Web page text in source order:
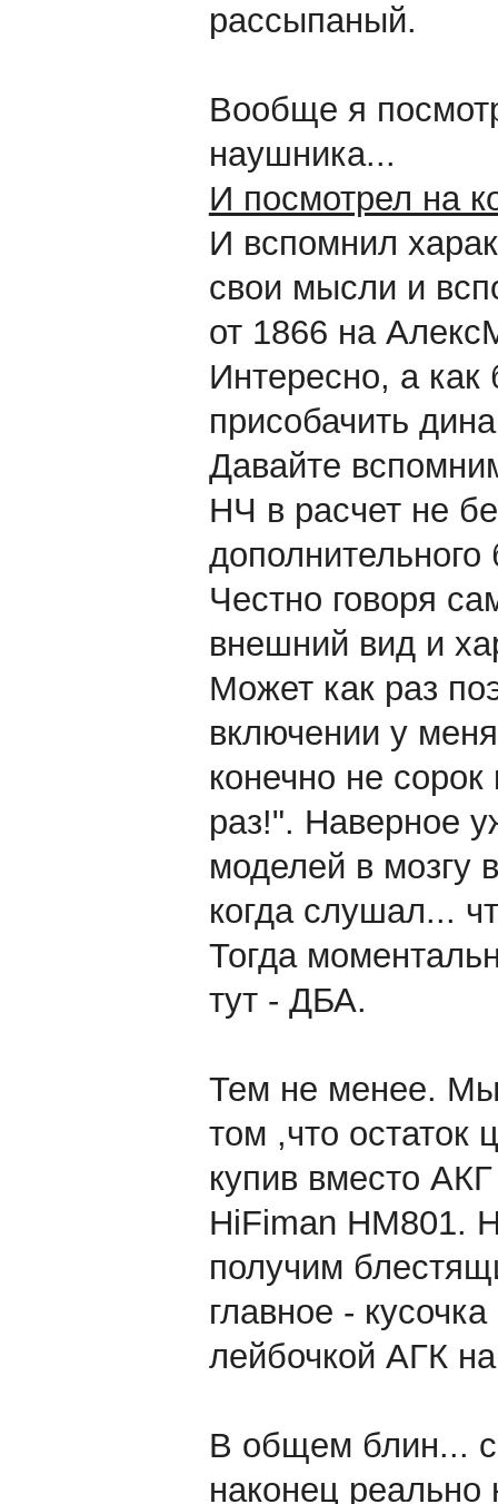
рассыпаный.
Вообще я
наушника...
И посмотрел на
И вспомнил
свои мысли и
от 1866 на
Интересно, а
присобачить
Давайте
НЧ в расчет не
Честно говоря
внешний вид и
Может как раз
включении у
конечно не
раз!". Наверное
моделей в мозгу
когда слушал...
Тогда
тут - ДБА.
Тем не менее. Мы
том ,что остаток
купив вместо
HiFiman HM801.
получим
главное -
лейбочкой АГК
В общем блин...
наконец реально